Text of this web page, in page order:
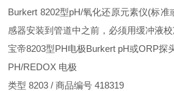
Burkert 8202型pH/氧化还原元素仪(标
感器安装到管道中之前，必须用缓冲液校
宝帝8203型PH电极Burkert pH或ORP探
PH/REDOX 电极
类型 8203 / 商品编号 418319